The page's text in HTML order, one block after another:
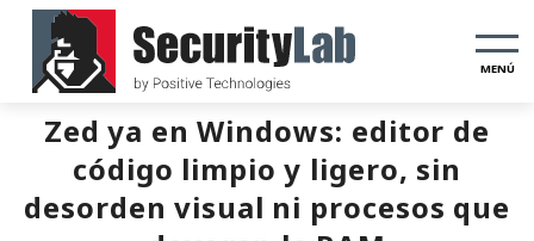
MENÚ
Zed ya en Windows: editor de
código limpio y ligero, sin
desorden visual ni procesos que